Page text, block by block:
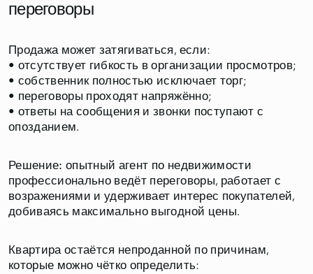
переговоры
Продажа может затягиваться, если:
• отсутствует гибкость в организации просмотров;
• собственник полностью исключает торг;
• переговоры проходят напряжённо;
• ответы на сообщения и звонки поступают с
опозданием.
Решение: опытный агент по недвижимости
профессионально ведёт переговоры, работает с
возражениями и удерживает интерес покупателей,
добиваясь максимально выгодной цены.
Квартира остаётся непроданной по причинам,
которые можно чётко определить: